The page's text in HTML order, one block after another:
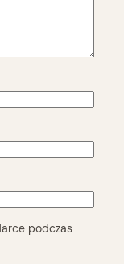
podczas